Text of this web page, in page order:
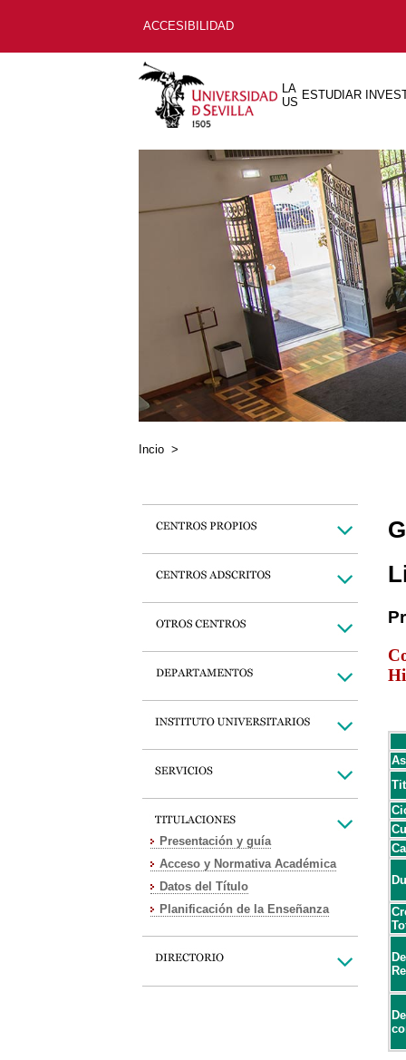
ACCESIBILIDAD
LA
US
ESTUDIAR
Incio >
Presentación y guía
Acceso y Normativa Académica
Datos del Título
Planificación de la Enseñanza